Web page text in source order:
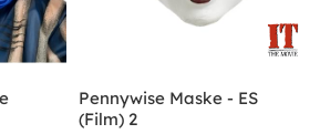
Pennywise Maske - ES
(Film) 2